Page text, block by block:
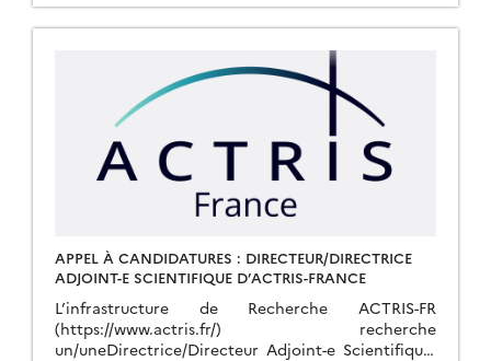
l’OPGC/LaMP pour un contrat de deux ans dans le
[…]
APPEL À CANDIDATURES : DIRECTEUR/DIRECTRICE
ADJOINT-E SCIENTIFIQUE D’ACTRIS-FRANCE
L’infrastructure de Recherche ACTRIS-FR
(https://www.actris.fr/) recherche
un/uneDirectrice/Directeur Adjoint-e Scientifique.